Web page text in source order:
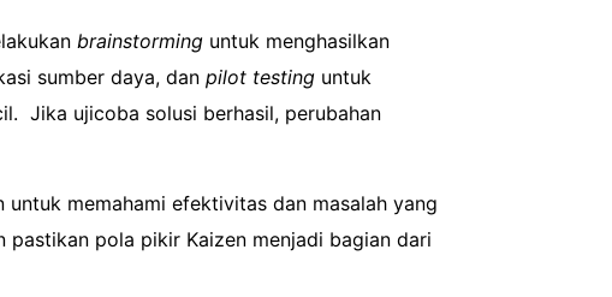
brainstorming untuk menghasilkan
sumber daya, dan pilot testing untuk
Jika ujicoba solusi berhasil, perubahan
memahami efektivitas dan masalah yang
pola pikir Kaizen menjadi bagian dari